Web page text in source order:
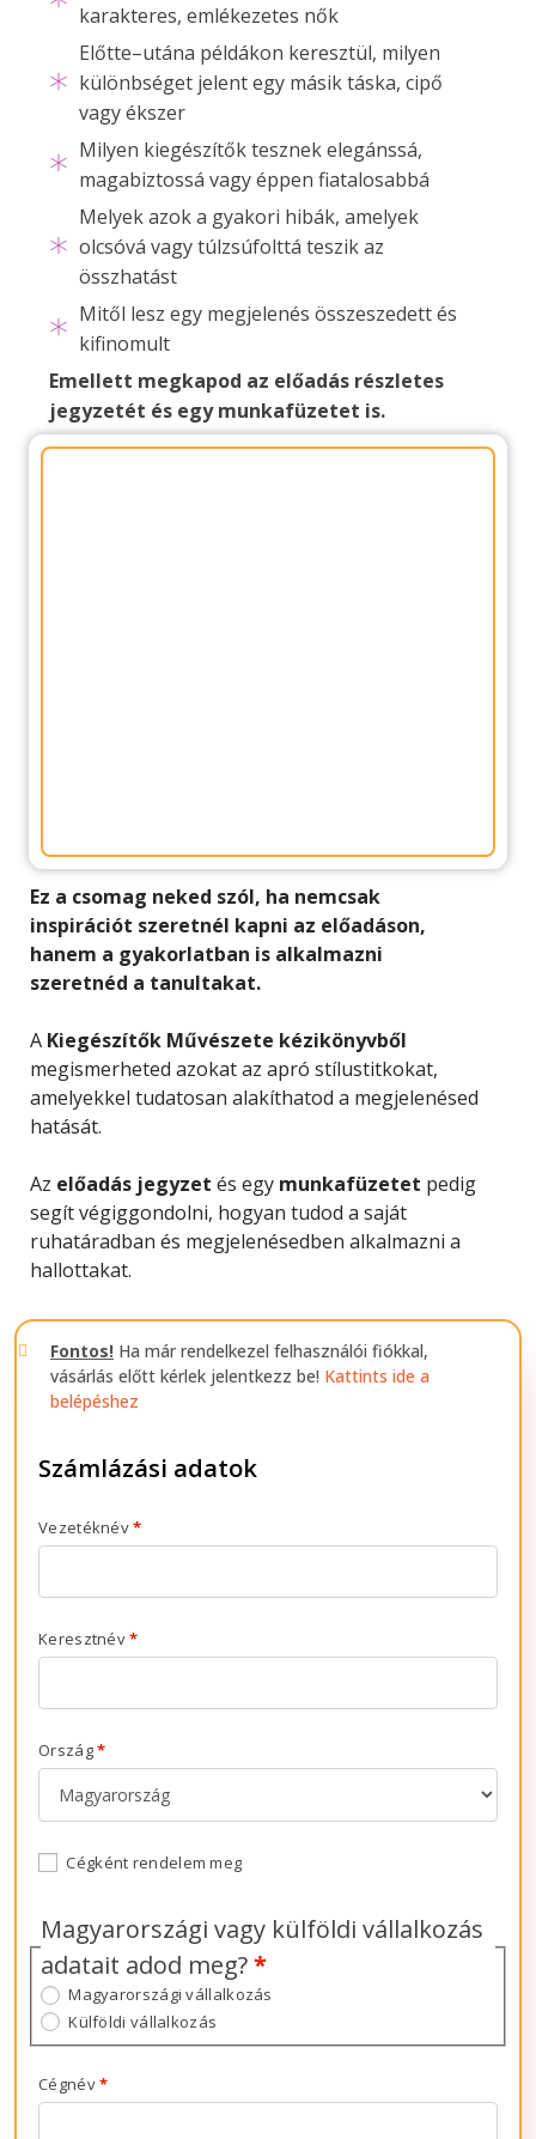
karakteres, emlékezetes nők
Előtte–utána példákon keresztül, milyen
különbséget jelent egy másik táska, cipő
vagy ékszer
Milyen kiegészítők tesznek elegánssá,
magabiztossá vagy éppen fiatalosabbá
Melyek azok a gyakori hibák, amelyek
olcsóvá vagy túlzsúfolttá teszik az
összhatást
Mitől lesz egy megjelenés összeszedett és
kifinomult
Emellett megkapod az előadás részletes
jegyzetét és egy munkafüzetet is.
Ez a csomag neked szól, ha nemcsak
inspirációt szeretnél kapni az előadáson,
hanem a gyakorlatban is alkalmazni
szeretnéd a tanultakat.
A Kiegészítők Művészete kézikönyvből
megismerheted azokat az apró stílustitkokat,
amelyekkel tudatosan alakíthatod a megjelenésed
hatását.
Az előadás jegyzet és egy munkafüzetet pedig
segít végiggondolni, hogyan tudod a saját
ruhatáradban és megjelenésedben alkalmazni a
hallottakat.
Szerezd be a teljes csomagot jelképes áron,
csupán 4.900 Ft-ért!
Fontos! Ha már rendelkezel felhasználói fiókkal,
vásárlás előtt kérlek jelentkezz be! Kattints ide a
belépéshez
Számlázási adatok
Vezetéknév*
Keresztnév*
Ország*
Cégként rendelem meg
Magyarországi vagy külföldi vállalkozás
adatait adod meg?*
Magyarországi vállalkozás
Külföldi vállalkozás
Cégnév*